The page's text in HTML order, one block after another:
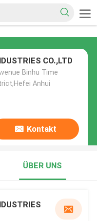
CO.,LTD
Binhu Time
Anhui
Kontakt
ÜBER UNS